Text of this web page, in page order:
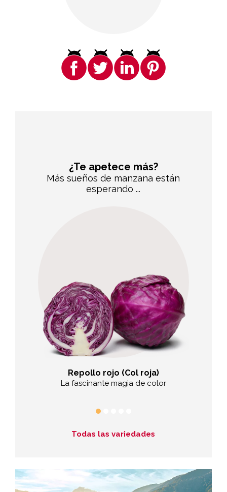
¿Te apetece más?
Más sueños de manzana están
esperando ...
Repollo rojo (Col roja)
La fascinante magia de color
Todas las variedades